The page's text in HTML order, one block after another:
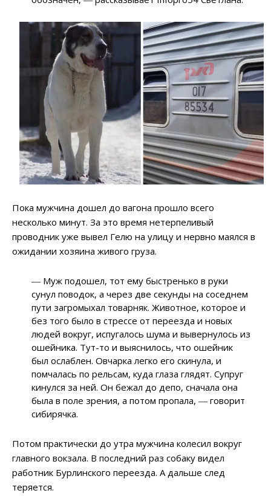
Пока мужчина дошел до вагона прошло всего
несколько минут. За это время нетерпеливый
проводник уже вывел Гелю на улицу и нервно маялся в
ожидании хозяина живого груза.
― Муж подошел, тот ему быстренько в руки
сунул поводок, а через две секунды на соседнем
пути загромыхал товарняк. Животное, которое и
без того было в стрессе от переезда и новых
людей вокруг, испугалось шума и вывернулось из
ошейника. Тут-то и выяснилось, что ошейник
был ослаблен. Овчарка легко его скинула, и
помчалась по рельсам, куда глаза глядят. Супруг
кинулся за ней. Он бежал до депо, сначала она
была в поле зрения, а потом пропала, ― говорит
сибирячка.
Потом практически до утра мужчина колесил вокруг
главного вокзала. В последний раз собаку видел
работник Бурлинского переезда. А дальше след
теряется.